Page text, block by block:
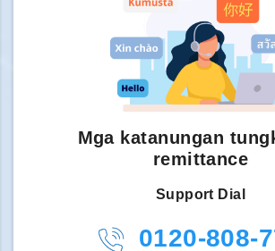
Mga katanungan
remittance
Support Dial
0120-808-